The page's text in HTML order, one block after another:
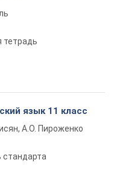
тетрадь
язык 11 класс
А.О. Пироженко
стандарта